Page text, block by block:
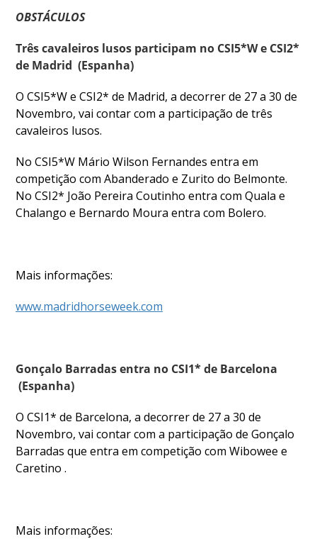
DOCUMENTOS
Palmarés
OBSTÁCULOS
Três cavaleiros lusos participam no CSI5*W e CSI2*
de Madrid (Espanha)
O CSI5*W e CSI2* de Madrid, a decorrer de 27 a 30 de
Novembro, vai contar com a participação de três
cavaleiros lusos.
No CSI5*W Mário Wilson Fernandes entra em
competição com Abanderado e Zurito do Belmonte.
No CSI2* João Pereira Coutinho entra com Quala e
Chalango e Bernardo Moura entra com Bolero.
Mais informações:
www.madridhorseweek.com
Gonçalo Barradas entra no CSI1* de Barcelona
(Espanha)
O CSI1* de Barcelona, a decorrer de 27 a 30 de
Novembro, vai contar com a participação de Gonçalo
Barradas que entra em competição com Wibowee e
Caretino .
Mais informações: